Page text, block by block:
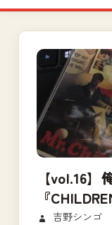
【vol.16】
『
2017/09/26
吉野シンゴ